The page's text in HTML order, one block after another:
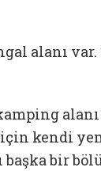
alanı var.
kendi
bir